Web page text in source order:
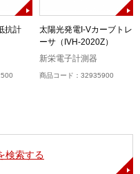
抗計
太陽光発電I-Vカーブトレ
ーサ（IVH-2020Z）
新栄電子計測器
商品コード：32935900
検索する